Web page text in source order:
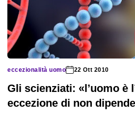
eccezionalità uomo 22 Ott 2010
Gli scienziati: «l’uomo è
eccezione di non